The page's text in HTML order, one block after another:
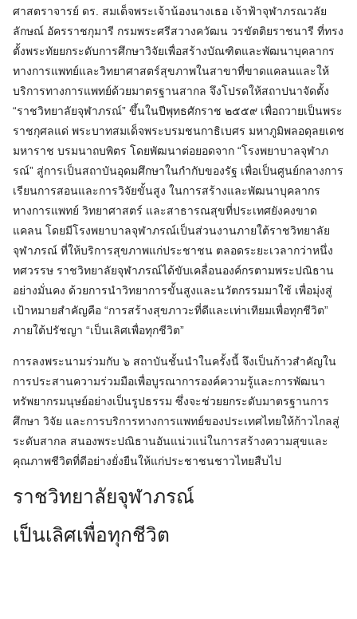
ศาสตราจารย์ ดร. สมเด็จพระเจ้าน้องนางเธอ เจ้าฟ้าจุฬาภรณวลัย
ลักษณ์ อัครราชกุมารี กรมพระศรีสวางควัฒน วรขัตติยราชนารี ที่ทรง
ตั้งพระทัยยกระดับการศึกษาวิจัยเพื่อสร้างบัณฑิตและพัฒนาบุคลากร
ทางการแพทย์และวิทยาศาสตร์สุขภาพในสาขาที่ขาดแคลนและให้
บริการทางการแพทย์ด้วยมาตรฐานสากล จึงโปรดให้สถาปนาจัดตั้ง
“ราชวิทยาลัยจุฬาภรณ์” ขึ้นในปีพุทธศักราช ๒๕๕๙ เพื่อถวายเป็นพระ
ราชกุศลแด่ พระบาทสมเด็จพระบรมชนกาธิเบศร มหาภูมิพลอดุลยเดช
มหาราช บรมนาถบพิตร โดยพัฒนาต่อยอดจาก “โรงพยาบาลจุฬาภ
รณ์” สู่การเป็นสถาบันอุดมศึกษาในกำกับของรัฐ เพื่อเป็นศูนย์กลางการ
เรียนการสอนและการวิจัยขั้นสูง ในการสร้างและพัฒนาบุคลากร
ทางการแพทย์ วิทยาศาสตร์ และสาธารณสุขที่ประเทศยังคงขาด
แคลน โดยมีโรงพยาบาลจุฬาภรณ์เป็นส่วนงานภายใต้ราชวิทยาลัย
จุฬาภรณ์ ที่ให้บริการสุขภาพแก่ประชาชน ตลอดระยะเวลากว่าหนึ่ง
ทศวรรษ ราชวิทยาลัยจุฬาภรณ์ได้ขับเคลื่อนองค์กรตามพระปณิธาน
อย่างมั่นคง ด้วยการนำวิทยาการขั้นสูงและนวัตกรรมมาใช้ เพื่อมุ่งสู่
เป้าหมายสำคัญคือ “การสร้างสุขภาวะที่ดีและเท่าเทียมเพื่อทุกชีวิต”
ภายใต้ปรัชญา “เป็นเลิศเพื่อทุกชีวิต”
การลงพระนามร่วมกับ ๖ สถาบันชั้นนำในครั้งนี้ จึงเป็นก้าวสำคัญใน
การประสานความร่วมมือเพื่อบูรณาการองค์ความรู้และการพัฒนา
ทรัพยากรมนุษย์อย่างเป็นรูปธรรม ซึ่งจะช่วยยกระดับมาตรฐานการ
ศึกษา วิจัย และการบริการทางการแพทย์ของประเทศไทยให้ก้าวไกลสู่
ระดับสากล สนองพระปณิธานอันแน่วแน่ในการสร้างความสุขและ
คุณภาพชีวิตที่ดีอย่างยั่งยืนให้แก่ประชาชนชาวไทยสืบไป
ราชวิทยาลัยจุฬาภรณ์
เป็นเลิศเพื่อทุกชีวิต